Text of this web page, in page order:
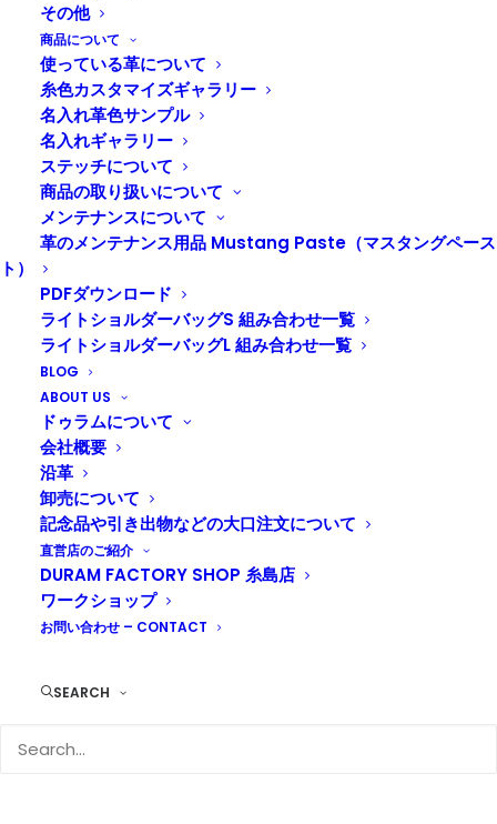
その他
商品について
使っている革について
糸色カスタマイズギャラリー
名入れ革色サンプル
名入れギャラリー
ステッチについて
商品の取り扱いについて
メンテナンスについて
革のメンテナンス用品 Mustang Paste（マスタングペース
ト）
PDFダウンロード
ライトショルダーバッグS 組み合わせ一覧
ライトショルダーバッグL 組み合わせ一覧
BLOG
ABOUT US
ドゥラムについて
会社概要
沿革
卸売について
記念品や引き出物などの大口注文について
直営店のご紹介
DURAM FACTORY SHOP 糸島店
ワークショップ
お問い合わせ – CONTACT
SEARCH
チとして、大きなカバンと別に持ち歩くのにも便利で
す。
DURAM ファスナーポーチA6 ショルダー 24034